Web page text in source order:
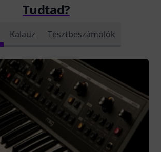
Tudtad?
Kalauz Tesztbeszámolók